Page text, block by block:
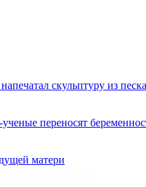
скульптуру из песка
переносят
матери